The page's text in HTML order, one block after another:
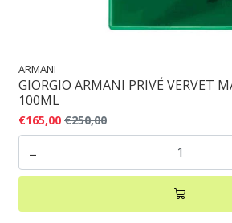
ARMANI
GIORGIO ARMANI PRIVÉ VERVET
100ML
€165,00 €250,00
-